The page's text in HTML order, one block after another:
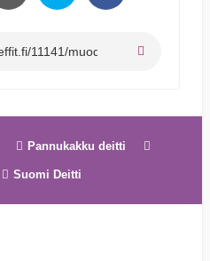
Pannukakku deitti
Suomi Deitti